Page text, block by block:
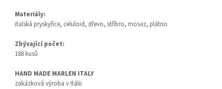
Materiály:
italská pryskyřice, celuloid, dřevo, stříbro, mosaz, plátno
Zbývající počet:
188 kusů
HAND MADE MARLEN ITALY
zakázková výroba v Itálii